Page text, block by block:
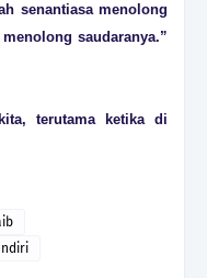
senantiasa menolong
saudaranya.”
terutama ketika di